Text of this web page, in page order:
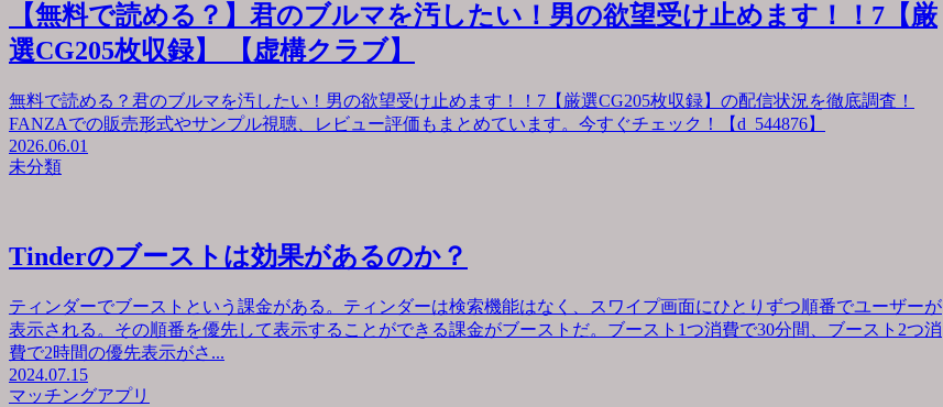
【無料で読める？】君のブルマを汚したい！男の欲望受け止めます！！7【厳
選CG205枚収録】 【虚構クラブ】
無料で読める？君のブルマを汚したい！男の欲望受け止めます！！7【厳選CG205枚収録】の配信状況を徹底調査！
FANZAでの販売形式やサンプル視聴、レビュー評価もまとめています。今すぐチェック！【d_544876】
2026.06.01
未分類
Tinderのブーストは効果があるのか？
ティンダーでブーストという課金がある。ティンダーは検索機能はなく、スワイプ画面にひとりずつ順番でユーザーが
表示される。その順番を優先して表示することができる課金がブーストだ。ブースト1つ消費で30分間、ブースト2つ消
費で2時間の優先表示がさ...
2024.07.15
マッチングアプリ